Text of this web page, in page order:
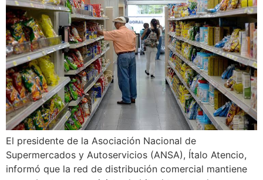
El presidente de la Asociación Nacional de
Supermercados y Autoservicios (ANSA), Ítalo Atencio,
informó que la red de distribución comercial mantiene